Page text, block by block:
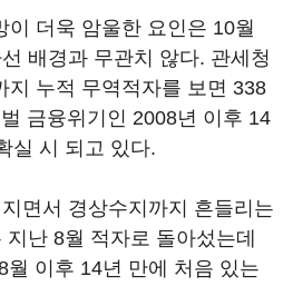
이 더욱 암울한 요인은 10월
배경과 무관치 않다. 관세청
지 누적 무역적자를 보면 338
금융위기인 2008년 이후 14
실 시 되고 있다.
면서 경상수지까지 흔들리는
난 8월 적자로 돌아섰는데
월 이후 14년 만에 처음 있는